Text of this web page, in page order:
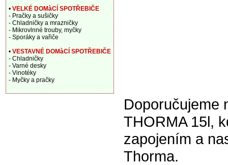
Doporučujeme
THORMA 15l,
zapojením a
Thorma.
• VELKÉ DOMàCÍ SPOTŘEBIČE
- Pračky a sušičky
- Chladničky a mrazničky
- Mikrovlnné trouby, myčky
- Sporáky a vařiče
• VESTAVNÉ DOMàCÍ SPOTŘEBIČE
- Chladničky
- Varné desky
- Vinotéky
- Myčky a pračky